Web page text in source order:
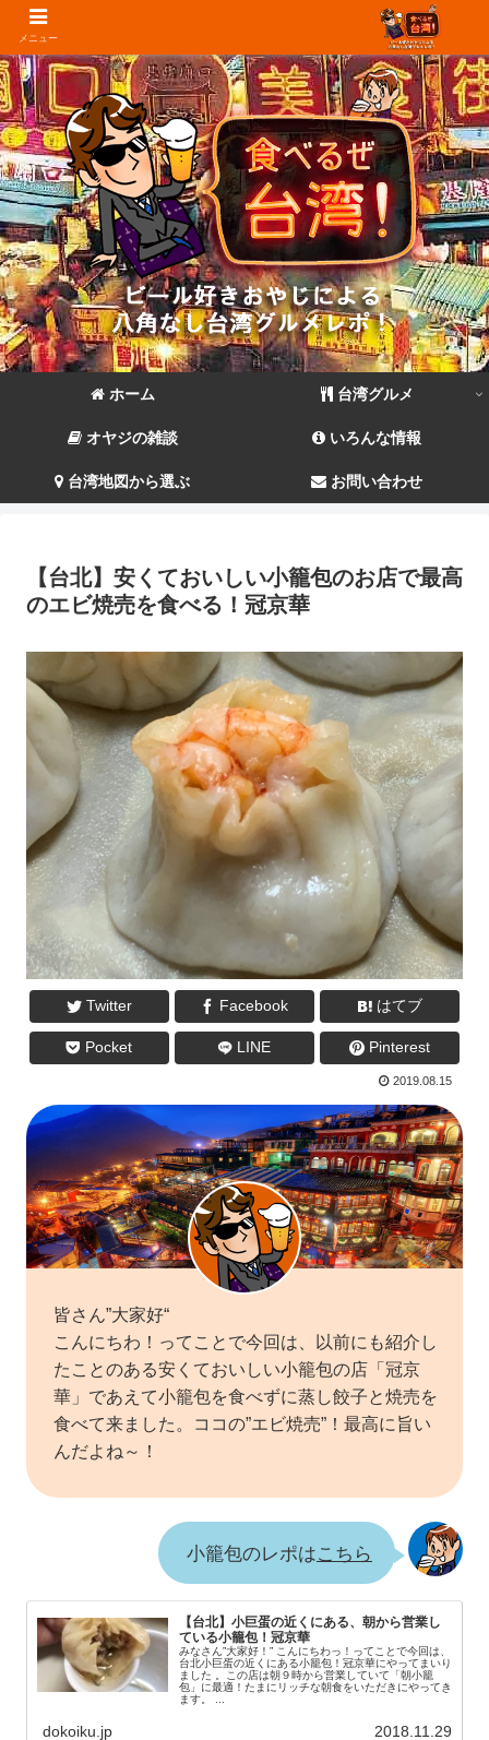
ホーム 台湾グルメ
オヤジの雑談 いろんな情報
台湾地図から選ぶ お問い合わせ
【台北】安くておいしい小籠包のお店で最高
のエビ焼売を食べる！冠京華
Twitter Facebook はてブ
Pocket LINE Pinterest
2019.08.15
皆さん”大家好“
こんにちわ！ってことで今回は、以前にも紹介し
たことのある安くておいしい小籠包の店「冠京
華」であえて小籠包を食べずに蒸し餃子と焼売を
食べて来ました。ココの”エビ焼売”！最高に旨い
んだよね～！
小籠包のレポはこちら
【台北】小巨蛋の近くにある、朝から営業し
ている小籠包！冠京華
みなさん”大家好！” こんにちわっ！ってことで今回は、
台北小巨蛋の近くにある小籠包！冠京華にやってまいり
ました 。この店は朝９時から営業していて「朝小籠
包」に最適！たまにリッチな朝食をいただきにやってき
ます。 ...
dokoiku.jp 2018.11.29
メニュー